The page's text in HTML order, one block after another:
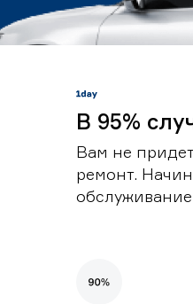
В 95%
Вам не
ремонт.